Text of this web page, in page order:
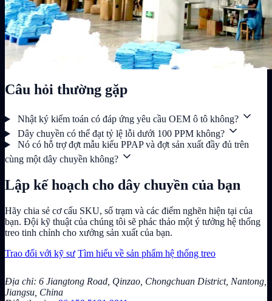
Câu hỏi thường gặp
Nhật ký kiểm toán có đáp ứng yêu cầu OEM ô tô không?
Dây chuyền có thể đạt tỷ lệ lỗi dưới 100 PPM không?
Nó có hỗ trợ đợt mẫu kiểu PPAP và đợt sản xuất đầy đủ trên
cùng một dây chuyền không?
Lập kế hoạch cho dây chuyền của bạn
Hãy chia sẻ cơ cấu SKU, số trạm và các điểm nghẽn hiện tại của
bạn. Đội kỹ thuật của chúng tôi sẽ phác thảo một ý tưởng hệ thống
treo tinh chỉnh cho xưởng sản xuất của bạn.
Trao đổi với kỹ sư Tìm hiểu về sản phẩm hệ thống treo
Địa chỉ: 6 Jiangtong Road, Qinzao, Chongchuan District, Nantong,
Jiangsu, China